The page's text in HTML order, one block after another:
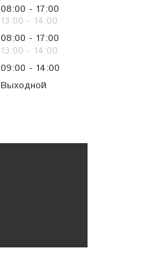
08:00
17:00
13:00
14:00
08:00
17:00
13:00
14:00
09:00
14:00
Выходной